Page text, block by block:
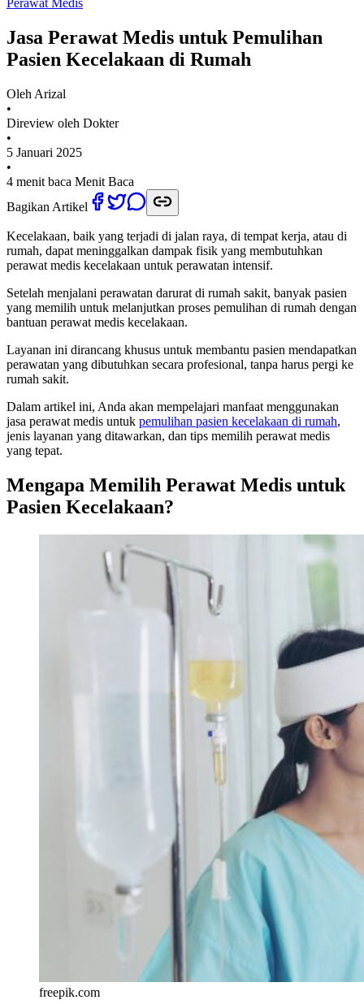
Perawat Medis
Jasa Perawat Medis untuk Pemulihan
Pasien Kecelakaan di Rumah
Oleh Arizal
•
Direview oleh Dokter
•
5 Januari 2025
•
4 menit baca Menit Baca
Bagikan Artikel
Kecelakaan, baik yang terjadi di jalan raya, di tempat kerja, atau di
rumah, dapat meninggalkan dampak fisik yang membutuhkan
perawat medis kecelakaan untuk perawatan intensif.
Setelah menjalani perawatan darurat di rumah sakit, banyak pasien
yang memilih untuk melanjutkan proses pemulihan di rumah dengan
bantuan perawat medis kecelakaan.
Layanan ini dirancang khusus untuk membantu pasien mendapatkan
perawatan yang dibutuhkan secara profesional, tanpa harus pergi ke
rumah sakit.
Dalam artikel ini, Anda akan mempelajari manfaat menggunakan
jasa perawat medis untuk pemulihan pasien kecelakaan di rumah,
jenis layanan yang ditawarkan, dan tips memilih perawat medis
yang tepat.
Mengapa Memilih Perawat Medis untuk
Pasien Kecelakaan?
freepik.com